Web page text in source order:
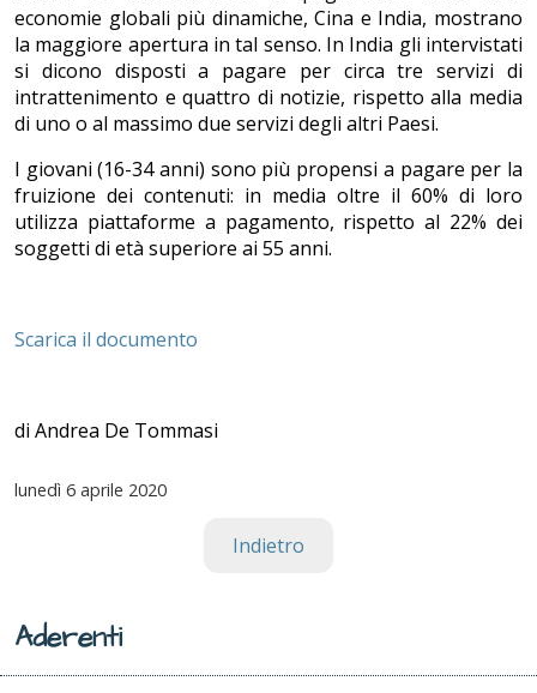
economie globali più dinamiche, Cina e India, mostrano
la maggiore apertura in tal senso. In India gli intervistati
si dicono disposti a pagare per circa tre servizi di
intrattenimento e quattro di notizie, rispetto alla media
di uno o al massimo due servizi degli altri Paesi.
I giovani (16-34 anni) sono più propensi a pagare per la
fruizione dei contenuti: in media oltre il 60% di loro
utilizza piattaforme a pagamento, rispetto al 22% dei
soggetti di età superiore ai 55 anni.
Scarica il documento
di Andrea De Tommasi
lunedì 6 aprile 2020
Indietro
Aderenti